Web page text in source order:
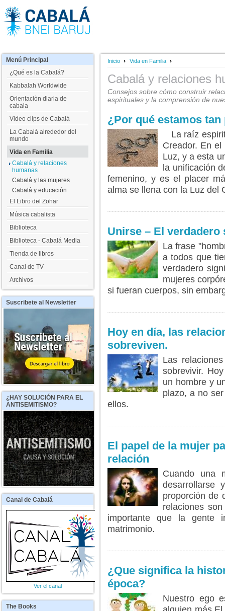
Inicio Vida en Familia
Cabalá y relaciones
Consejos sobre cómo construir
espirituales y la comprensión de
¿Por qué estamos
La raíz
Creador. En
Luz, y a esta
la unificación
femenino, y es el placer
alma se llena con la Luz del
Unirse – El verdadero
La frase
a todos que
verdadero
mujeres
si fueran cuerpos, sin
Hoy en día, las
sobreviven.
Las
sobrevivir.
un hombre y
plazo, a no
ellos.
El papel de la mujer
relación
Cuando una
desarrollarse
proporción de
relaciones
importante que la gente
matrimonio.
¿Que significa la
época?
Nuestro ego
Menú Principal
¿Qué es la Cabalá?
Kabbalah Worldwide
Orientaciòn diaria de
cabala
Video clips de Cabalá
La Cabalá alrededor del
mundo
Vida en Familia
Cabalá y relaciones
humanas
Cabalá y las mujeres
Cabalá y educación
El Libro del Zohar
Música cabalista
Biblioteca
Biblioteca - Cabalá Media
Tienda de libros
Canal de TV
Archivos
Suscribete al Newsletter
¿HAY SOLUCIÓN PARA EL
ANTISEMITISMO?
Canal de Cabalá
Ver el canal
The Books